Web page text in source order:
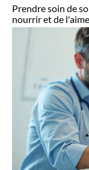
Prendre soin de
nourrir et de